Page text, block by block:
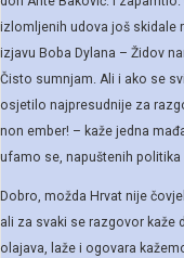
izlomljenih udova još skidale
izjavu Boba Dylana – Židov
Čisto sumnjam. Ali i ako se
osjetilo najpresudnije za
non ember! – kaže jedna
ufamo se, napuštenih
Dobro, možda Hrvat nije
ali za svaki se razgovor kaže
olajava, laže i ogovara